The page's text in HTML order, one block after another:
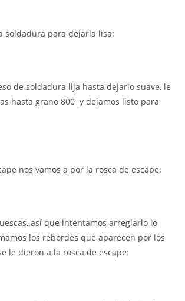
soldadura para dejarla lisa:
de soldadura lija hasta dejarlo suave, le
hasta grano 800 y dejamos listo para
nos vamos a por la rosca de escape:
así que intentamos arreglarlo lo
los rebordes que aparecen por los
le dieron a la rosca de escape: